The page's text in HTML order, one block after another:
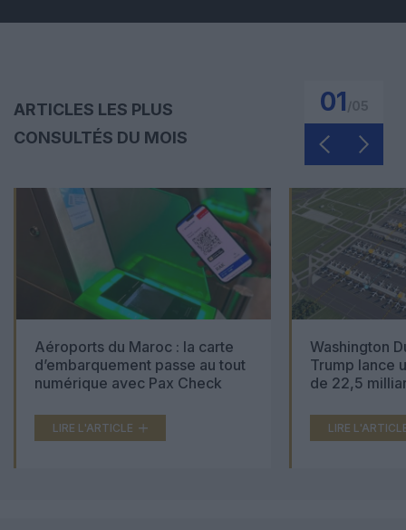
ARTICLES LES PLUS
CONSULTÉS DU MOIS
01
Aéroports du Maroc : la carte
d’embarquement passe au tout
numérique avec Pax Check
LIRE L'ARTICLE
Washington
Trump lance
de 22,5
LIRE